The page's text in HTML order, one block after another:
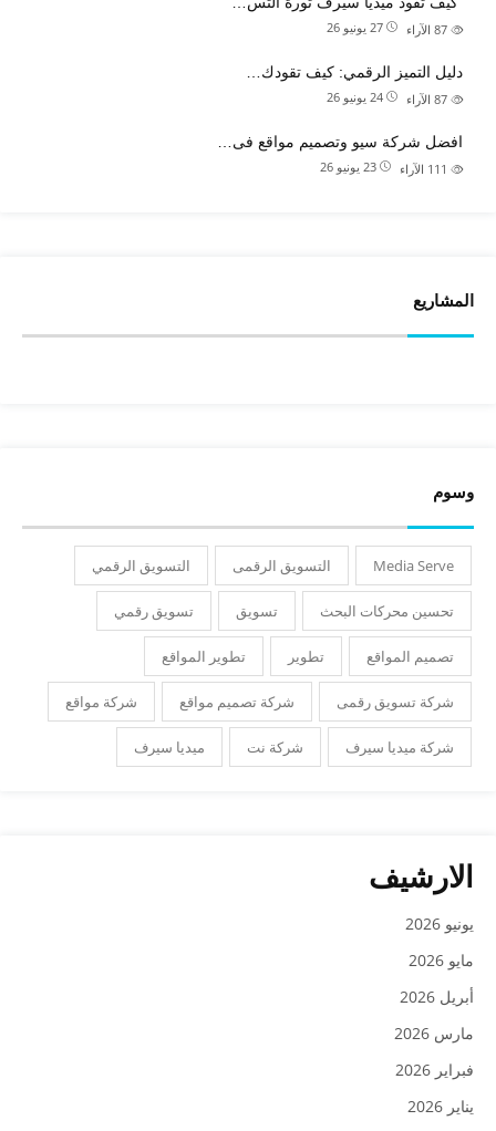
27 يونيو 26 الآراء
دليل التميز الرقمي: كيف تقودك…
24 يونيو 26 الآراء
افضل شركة سيو وتصميم مواقع فى…
23 يونيو 26 الآراء
المشاريع
وسوم
Media Serve التسويق الرقمى التسويق الرقمي
تحسين محركات البحث تسويق تسويق رقمي
تصميم المواقع تطوير تطوير المواقع
شركة تسويق رقمى شركة تصميم مواقع شركة مواقع
شركة ميديا سيرف شركة نت ميديا سيرف
الارشيف
يونيو 2026
مايو 2026
أبريل 2026
مارس 2026
فبراير 2026
يناير 2026